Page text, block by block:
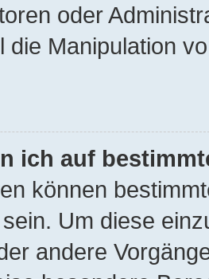
oder
die Manipulation
ich auf
können
Um diese
andere